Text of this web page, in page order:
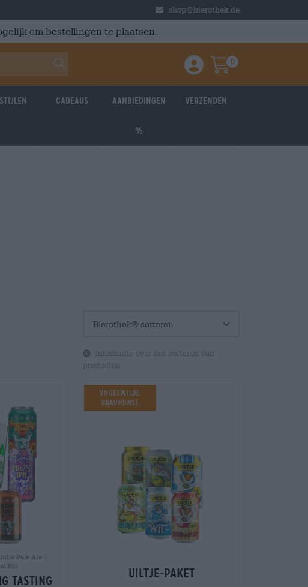
shop@bierothek.de
om bestellingen te plaatsen.
Einloggen / Anmelden
Warenkorb
0
Cadeaus Aanbiedingen
%
Verzenden
Informatie over het sorteren van
producten
Pale Ale |
Pils
tasting
Vogelwilde
Braukunst
uiltje-paket